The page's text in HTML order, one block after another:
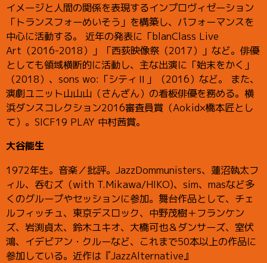
イメージと人間の関係を表現するインプロヴィゼーション
「トランスフォーめいそう」を構築し、パフォーマンスを
中心に活動する。 近年の発表に「blanClass Live
Art（2016-2018）」「西荻映像祭（2017）」など。俳優
としても領域横断的に活動し、主な出演に「始末をかく」
（2018）、sons wo:「シティⅡ」（2016）など。 また、
演劇ユニット山山山（さんざん）の看板俳優を務める。横
浜ダンスコレクション2016審査員賞（Aokid×橋本匠とし
て）。SICF19 PLAY 中村茜賞。
大谷能生
1972年生。音楽／批評。JazzDommunisters、蓮沼執太フ
ィル、呑むズ（with T.Mikawa/HIKO)、sim、masなど多
くのグループやセッションに参加。舞台作品として、チェ
ルフィッチュ、東京デスロック、中野茂樹＋フランケン
ズ、岩渕貞太、鈴木ユキオ、大橋可也＆ダンサーズ、室伏
鴻、イデビアン・クルーなど、これまで50本以上の作品に
参加している。近作は『JazzAlternative』